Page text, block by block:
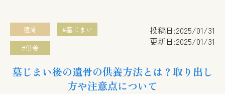
遺骨
#墓じまい
#供養
投稿日:2025/01/31
更新日:2025/01/31
墓じまい後の遺骨の供養方法とは？取り出し
方や注意点について